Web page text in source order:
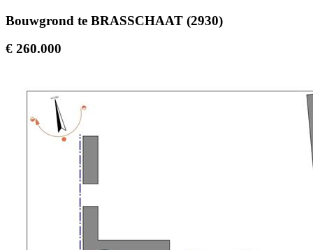
Bouwgrond te BRASSCHAAT (2930)
€ 260.000